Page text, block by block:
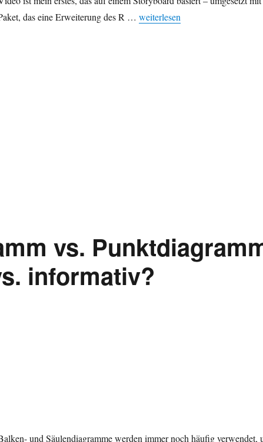
das eine Erweiterung des R … „Datenvisualisierung:
weiterlesen
vs.
informativ?
und Säulendiagramme werden immer noch häufig verwendet,